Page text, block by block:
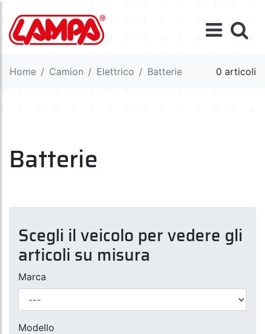
Home Camion Elettrico Batterie 0 articoli
Batterie
Scegli il veicolo per vedere gli
articoli su misura
Marca
Modello